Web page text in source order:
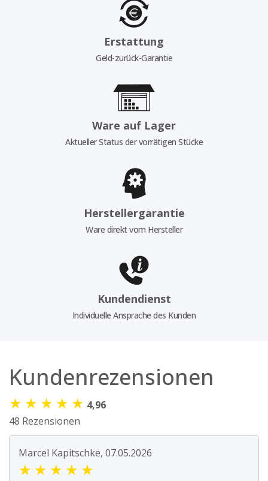
Erstattung
Geld-zurück-Garantie
Ware auf Lager
Aktueller Status der vorrätigen Stücke
Herstellergarantie
Ware direkt vom Hersteller
Kundendienst
Individuelle Ansprache des Kunden
Kundenrezensionen
★ ★ ★ ★ ★ 4,96
48 Rezensionen
Marcel Kapitschke, 07.05.2026
★ ★ ★ ★ ★